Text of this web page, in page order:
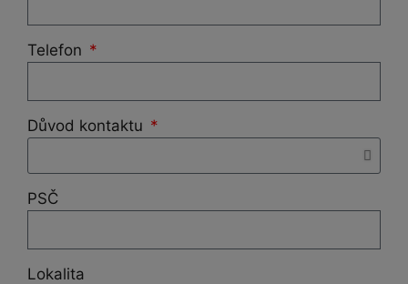
Telefon
Důvod kontaktu
PSČ
Lokalita